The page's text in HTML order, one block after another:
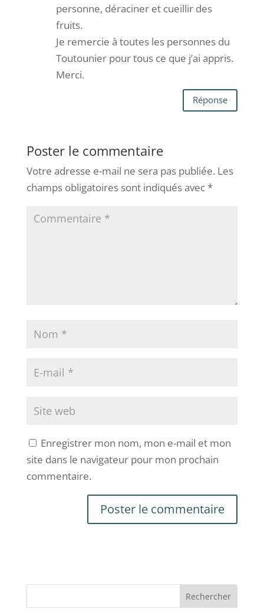
personne, déraciner et cueillir des
fruits.
Je remercie à toutes les personnes du
Toutounier pour tous ce que j’ai appris.
Merci.
Réponse
Poster le commentaire
Votre adresse e-mail ne sera pas publiée. Les
champs obligatoires sont indiqués avec*
Enregistrer mon nom, mon e-mail et mon
site dans le navigateur pour mon prochain
commentaire.
Rechercher